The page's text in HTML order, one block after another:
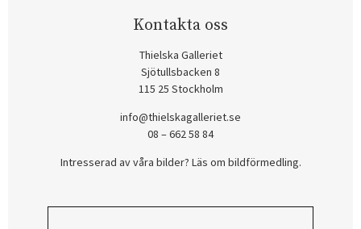
Kontakta oss
Thielska Galleriet
Sjötullsbacken 8
115 25 Stockholm
info@thielskagalleriet.se
08 – 662 58 84
Intresserad av våra bilder? Läs om bildförmedling.